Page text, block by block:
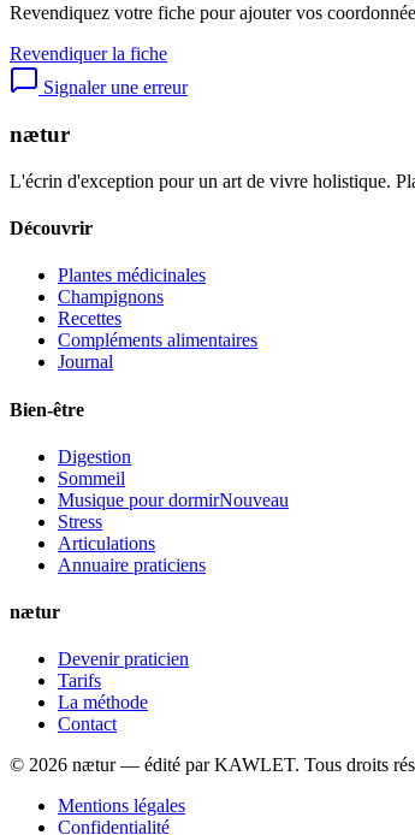
Revendiquez votre fiche pour ajouter vos
Revendiquer la fiche
Signaler une erreur
nætur
L'écrin d'exception pour un art de vivre holistique.
Découvrir
Plantes médicinales
Champignons
Recettes
Compléments alimentaires
Journal
Bien-être
Digestion
Sommeil
Musique pour dormirNouveau
Stress
Articulations
Annuaire praticiens
nætur
Devenir praticien
Tarifs
La méthode
Contact
© 2026 nætur — édité par KAWLET. Tous droits
Mentions légales
Confidentialité